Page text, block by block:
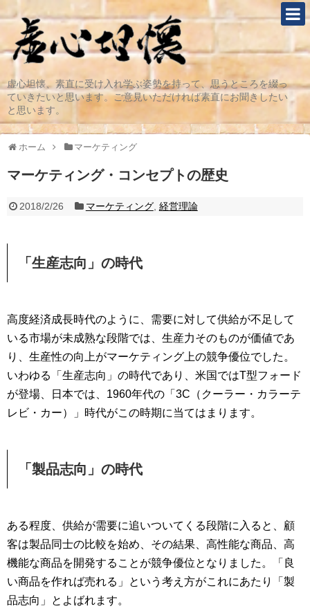
虚心坦懐、素直に受け入れ学ぶ姿勢を持って、思うところを綴っ
ていきたいと思います。ご意見いただければ素直にお聞きしたい
と思います。
ホーム マーケティング
マーケティング・コンセプトの歴史
2018/2/26 マーケティング, 経営理論
「生産志向」の時代
高度経済成長時代のように、需要に対して供給が不足して
いる市場が未成熟な段階では、生産力そのものが価値であ
り、生産性の向上がマーケティング上の競争優位でした。
いわゆる「生産志向」の時代であり、米国ではT型フォード
が登場、日本では、1960年代の「3C（クーラー・カラーテ
レビ・カー）」時代がこの時期に当てはまります。
「製品志向」の時代
ある程度、供給が需要に追いついてくる段階に入ると、顧
客は製品同士の比較を始め、その結果、高性能な商品、高
機能な商品を開発することが競争優位となりました。「良
い商品を作れば売れる」という考え方がこれにあたり「製
品志向」とよばれます。